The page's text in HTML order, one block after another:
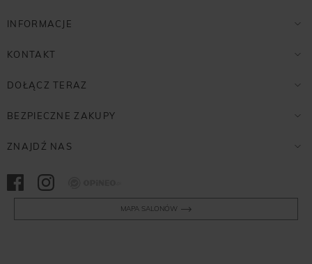
INFORMACJE
KONTAKT
DOŁĄCZ TERAZ
BEZPIECZNE ZAKUPY
ZNAJDŹ NAS
MAPA SALONÓW